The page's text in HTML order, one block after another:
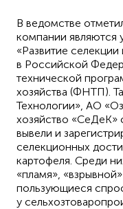
В ведомстве
компании являются
«Развитие
в Российской
технической
хозяйства (ФНТП).
Технологии», АО
хозяйство «СеДеК»
вывели и
селекционных
картофеля. Среди
«пламя»,
пользующиеся
у